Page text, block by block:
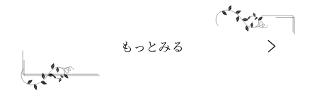
もっとみる